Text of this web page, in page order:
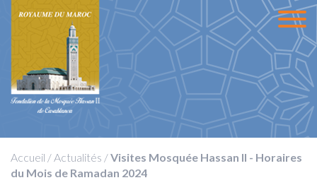
Accueil /Actualités /Visites Mosquée Hassan II - Horaires
du Mois de Ramadan 2024